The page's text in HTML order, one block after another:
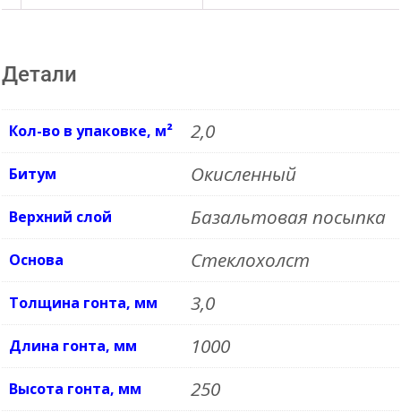
КИРПИЧ
уп.)
68915
Детали
Кол-во в упаковке, м² 2,0
Битум Окисленный
Верхний слой Базальтовая посыпка
Основа Стеклохолст
Толщина гонта, мм 3,0
Длина гонта, мм 1000
Высота гонта, мм 250